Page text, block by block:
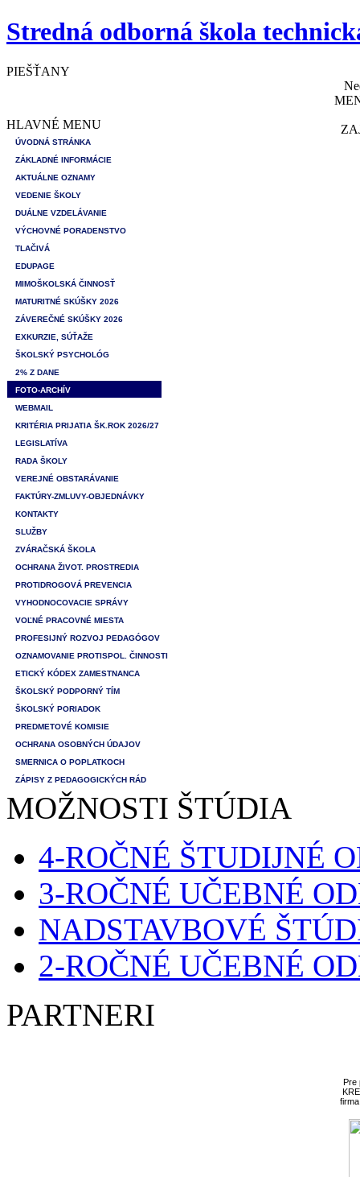
Stredná odborná škola
PIEŠŤANY
HLAVNÉ MENU
ÚVODNÁ STRÁNKA
ZÁKLADNÉ INFORMÁCIE
AKTUÁLNE OZNAMY
VEDENIE ŠKOLY
DUÁLNE VZDELÁVANIE
VÝCHOVNÉ PORADENSTVO
TLAČIVÁ
EDUPAGE
MIMOŠKOLSKÁ ČINNOSŤ
MATURITNÉ SKÚŠKY 2026
ZÁVEREČNÉ SKÚŠKY 2026
EXKURZIE, SÚŤAŽE
ŠKOLSKÝ PSYCHOLÓG
2% Z DANE
FOTO-ARCHÍV
WEBMAIL
KRITÉRIA PRIJATIA ŠK.ROK 2026/27
LEGISLATÍVA
RADA ŠKOLY
VEREJNÉ OBSTARÁVANIE
FAKTÚRY-ZMLUVY-OBJEDNÁVKY
KONTAKTY
SLUŽBY
ZVÁRAČSKÁ ŠKOLA
OCHRANA ŽIVOT. PROSTREDIA
PROTIDROGOVÁ PREVENCIA
VYHODNOCOVACIE SPRÁVY
VOĽNÉ PRACOVNÉ MIESTA
PROFESIJNÝ ROZVOJ PEDAGÓGOV
OZNAMOVANIE PROTISPOL. ČINNOSTI
ETICKÝ KÓDEX ZAMESTNANCA
ŠKOLSKÝ PODPORNÝ TÍM
ŠKOLSKÝ PORIADOK
PREDMETOVÉ KOMISIE
OCHRANA OSOBNÝCH ÚDAJOV
SMERNICA O POPLATKOCH
ZÁPISY Z PEDAGOGICKÝCH RÁD
MOŽNOSTI ŠTÚDIA
4-ROČNÉ ŠTUDIJNÉ
3-ROČNÉ UČEBNÉ
NADSTAVBOVÉ
2-ROČNÉ UČEBNÉ
PARTNERI
Pre